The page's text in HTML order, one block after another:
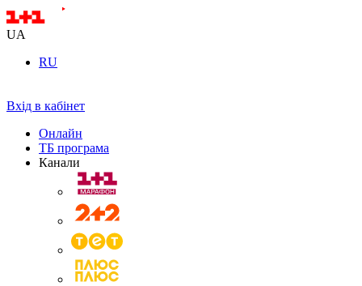
UA
RU
Вхід в кабінет
Онлайн
ТБ програма
Канали